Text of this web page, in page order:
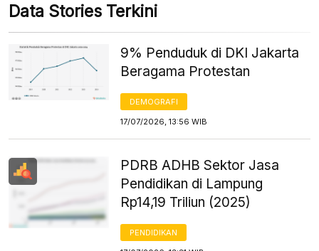
Data Stories Terkini
9% Penduduk di DKI Jakarta
Beragama Protestan
DEMOGRAFI
17/07/2026, 13:56 WIB
PDRB ADHB Sektor Jasa
Pendidikan di Lampung
Rp14,19 Triliun (2025)
PENDIDIKAN